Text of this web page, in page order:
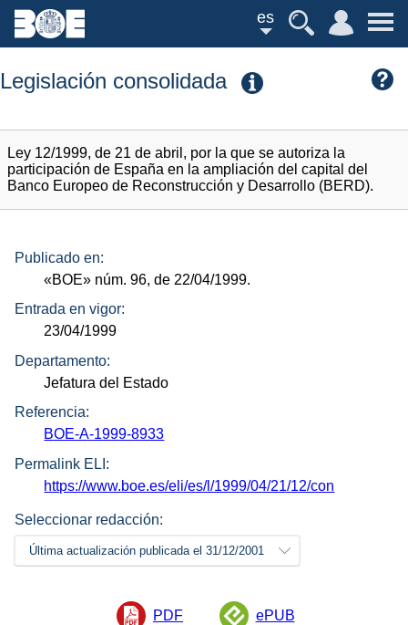
es
Legislación consolidada
Ley 12/1999, de 21 de abril, por la que se autoriza la
participación de España en la ampliación del capital del
Banco Europeo de Reconstrucción y Desarrollo (BERD).
Publicado en:
«BOE» núm. 96, de 22/04/1999.
Entrada en vigor:
23/04/1999
Departamento:
Jefatura del Estado
Referencia:
BOE-A-1999-8933
Permalink ELI:
https://www.boe.es/eli/es/l/1999/04/21/12/con
Seleccionar redacción:
Última actualización publicada el 31/12/2001
PDF ePUB